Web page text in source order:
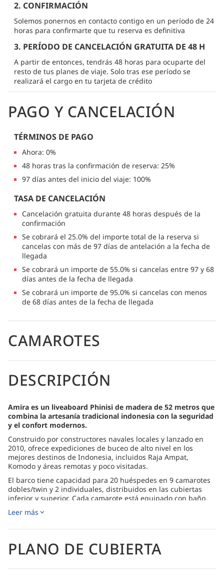
2. CONFIRMACIÓN
Solemos ponernos en contacto contigo en un período de 24
horas para confirmarte que tu reserva es definitiva
3. PERÍODO DE CANCELACIÓN GRATUITA DE 48 H
A partir de entonces, tendrás 48 horas para ocuparte del
resto de tus planes de viaje. Solo tras ese período se
realizará el cargo en tu tarjeta de crédito
PAGO Y CANCELACIÓN
TÉRMINOS DE PAGO
Ahora: 0%
48 horas tras la confirmación de reserva: 25%
97 días antes del inicio del viaje: 100%
TASA DE CANCELACIÓN
Cancelación gratuita durante 48 horas después de la
confirmación
Se cobrará el 25.0% del importe total de la reserva si
cancelas con más de 97 días de antelación a la fecha de
llegada
Se cobrará un importe de 55.0% si cancelas entre 97 y 68
días antes de la fecha de llegada
Se cobrará un importe de 95.0% si cancelas con menos
de 68 días antes de la fecha de llegada
CAMAROTES
DESCRIPCIÓN
Amira es un liveaboard Phinisi de madera de 52 metros que
combina la artesanía tradicional indonesia con la seguridad
y el confort modernos.
Construido por constructores navales locales y lanzado en
2010, ofrece expediciones de buceo de alto nivel en los
mejores destinos de Indonesia, incluidos Raja Ampat,
Komodo y áreas remotas y poco visitadas.
El barco tiene capacidad para 20 huéspedes en 9 camarotes
dobles/twin y 2 individuales, distribuidos en las cubiertas
inferior y superior. Cada camarote está equipado con baño
regulable, ventilador de techo, luz natural, espacio de
una amplia plataforma de buceo con duchas de agua dulce,
estaciones de equipo personal y una amplia sala para
Leer más
PLANO DE CUBIERTA